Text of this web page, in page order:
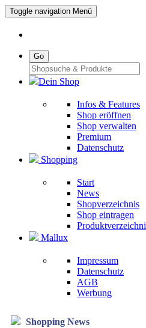
Toggle navigation Menü
Go
Dein Shop
Infos & Features
Shop eröffnen
Shop verwalten
Premium
Datenschutz
Shopping
Start
News
Shopverzeichnis
Shop eintragen
Mallux
Impressum
Datenschutz
AGB
Werbung
Shopping News